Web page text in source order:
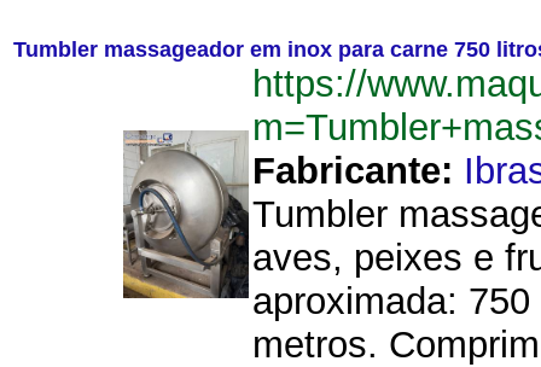
Tumbler massageador em inox para carne 750
https://
Fabricante:
Tumbler
aves, peixes e
aproximada:
metros.